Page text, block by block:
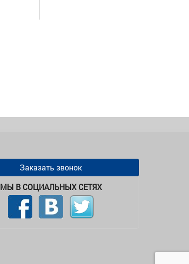
Заказать звонок
МЫ В СОЦИАЛЬНЫХ СЕТЯХ